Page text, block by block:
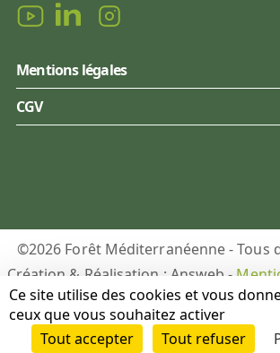
Mentions légales
CGV
©2026 Forêt Méditerranéenne - Tous
Création & Réalisation : Answeb -
du site-Gestion des
Ce site utilise des cookies et vous
ceux que vous souhaitez activer
Tout accepter
Tout refuser